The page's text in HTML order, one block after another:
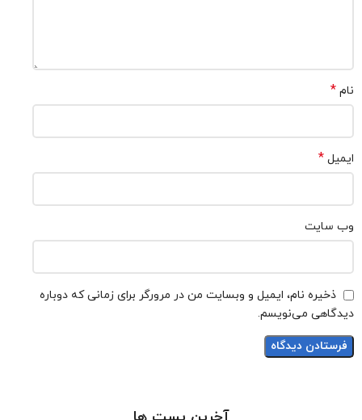
نام *
ایمیل *
وب‌ سایت
ذخیره نام، ایمیل و وبسایت من در مرورگر برای زمانی که دوباره
دیدگاهی می‌نویسم.